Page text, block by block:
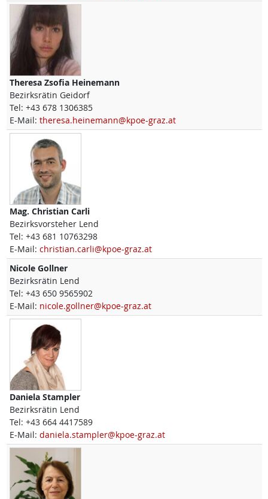
Theresa Zsofia Heinemann
Bezirksrätin Geidorf
Tel: +43 678 1306385
E-Mail: theresa.heinemann@kpoe-graz.at
Mag. Christian Carli
Bezirksvorsteher Lend
Tel: +43 681 10763298
E-Mail: christian.carli@kpoe-graz.at
Nicole Gollner
Bezirksrätin Lend
Tel: +43 650 9565902
E-Mail: nicole.gollner@kpoe-graz.at
Daniela Stampler
Bezirksrätin Lend
Tel: +43 664 4417589
E-Mail: daniela.stampler@kpoe-graz.at